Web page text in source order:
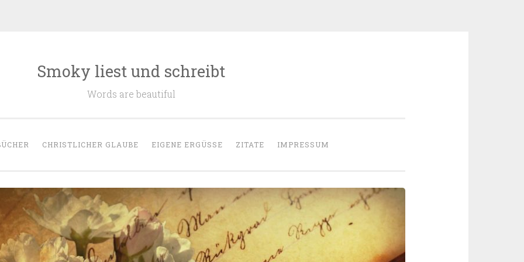
Smoky liest und schreibt
Words are beautiful
CHRISTLICHER GLAUBE EIGENE ERGÜSSE ZITATE IMPRESSUM